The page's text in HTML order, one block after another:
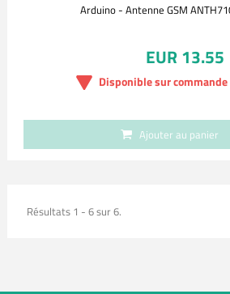
Arduino - Antenne GSM
EUR 13.55
Disponible sur
Ajouter au panier
Résultats 1 - 6 sur 6.